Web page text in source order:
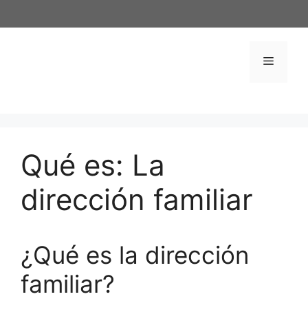
al
Menú
Qué es: La
dirección familiar
¿Qué es la dirección
familiar?